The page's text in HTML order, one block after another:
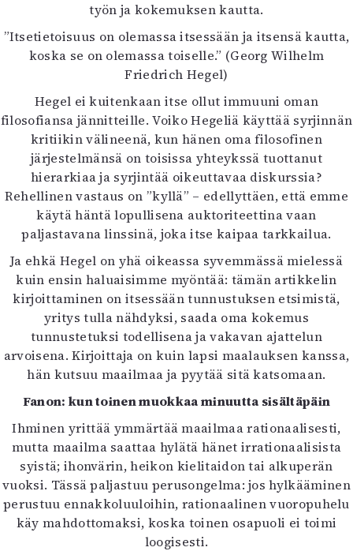
työn ja kokemuksen kautta.
”Itsetietoisuus on olemassa itsessään ja itsensä kautta,
koska se on olemassa toiselle.” (Georg Wilhelm
Friedrich Hegel)
Hegel ei kuitenkaan itse ollut immuuni oman
filosofiansa jännitteille. Voiko Hegeliä käyttää syrjinnän
kritiikin välineenä, kun hänen oma filosofinen
järjestelmänsä on toisissa yhteykssä tuottanut
hierarkiaa ja syrjintää oikeuttavaa diskurssia?
Rehellinen vastaus on ”kyllä” – edellyttäen, että emme
käytä häntä lopullisena auktoriteettina vaan
paljastavana linssinä, joka itse kaipaa tarkkailua.
Ja ehkä Hegel on yhä oikeassa syvemmässä mielessä
kuin ensin haluaisimme myöntää: tämän artikkelin
kirjoittaminen on itsessään tunnustuksen etsimistä,
yritys tulla nähdyksi, saada oma kokemus
tunnustetuksi todellisena ja vakavan ajattelun
arvoisena. Kirjoittaja on kuin lapsi maalauksen kanssa,
hän kutsuu maailmaa ja pyytää sitä katsomaan.
Fanon: kun toinen muokkaa minuutta sisältäpäin
Ihminen yrittää ymmärtää maailmaa rationaalisesti,
mutta maailma saattaa hylätä hänet irrationaalisista
syistä; ihonvärin, heikon kielitaidon tai alkuperän
vuoksi. Tässä paljastuu perusongelma: jos hylkääminen
perustuu ennakkoluuloihin, rationaalinen vuoropuhelu
käy mahdottomaksi, koska toinen osapuoli ei toimi
loogisesti.